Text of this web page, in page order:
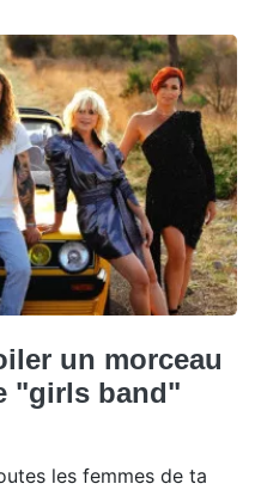
un morceau
"girls band"
les femmes de ta